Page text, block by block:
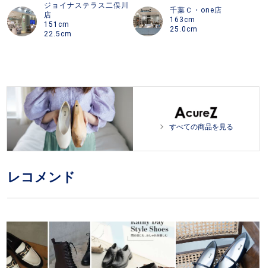
ジョイナステラス二俣川
店
151cm
22.5cm
千葉Ｃ・one店
163cm
25.0cm
すべての商品を見る
レコメンド